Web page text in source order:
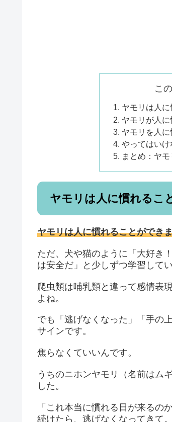
こ
ヤモリは人
ヤモリが人
ヤモリを人
やってはい
まとめ：ヤ
ヤモリは人に慣れるこ
ヤモリは人に慣れることができ
ただ、犬や猫のように「大好き
は安全だ」と少しずつ学習して
爬虫類は哺乳類と違って感情表
よね。
でも「逃げなくなった」「手の
サインです。
焦らなくていいんです。
うちのニホンヤモリ（名前はム
した。
「これ本当に慣れる日が来る
続けたら、逃げなくなってきて。